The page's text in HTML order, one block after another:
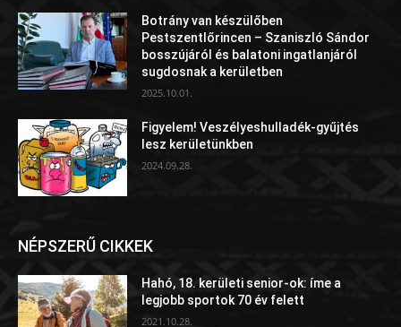
Botrány van készülőben
Pestszentlőrincen – Szaniszló Sándor
bosszújáról és balatoni ingatlanjáról
sugdosnak a kerületben
2025.10.01.
Figyelem! Veszélyeshulladék-gyűjtés
lesz kerületünkben
2024.09.28.
NÉPSZERŰ CIKKEK
Hahó, 18. kerületi senior-ok: íme a
legjobb sportok 70 év felett
2021.10.28.